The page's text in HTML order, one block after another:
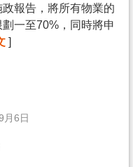
報告，將所有物業的
一至70%，同時將申
]
月6日